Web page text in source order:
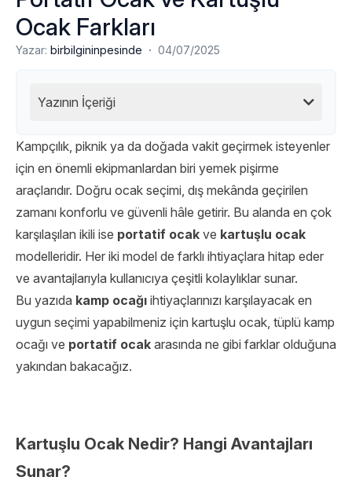
Ocak Farkları
Yazar: birbilgininpesinde · 04/07/2025
Yazının İçeriği
Kampçılık, piknik ya da doğada vakit geçirmek isteyenler
için en önemli ekipmanlardan biri yemek pişirme
araçlarıdır. Doğru ocak seçimi, dış mekânda geçirilen
zamanı konforlu ve güvenli hâle getirir. Bu alanda en çok
karşılaşılan ikili ise portatif ocak ve kartuşlu ocak
modelleridir. Her iki model de farklı ihtiyaçlara hitap eder
ve avantajlarıyla kullanıcıya çeşitli kolaylıklar sunar.
Bu yazıda kamp ocağı ihtiyaçlarınızı karşılayacak en
uygun seçimi yapabilmeniz için kartuşlu ocak, tüplü kamp
ocağı ve portatif ocak arasında ne gibi farklar olduğuna
yakından bakacağız.
Kartuşlu Ocak Nedir? Hangi Avantajları
Sunar?